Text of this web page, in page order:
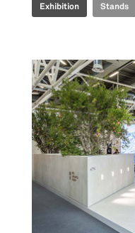
Exhibition Stands